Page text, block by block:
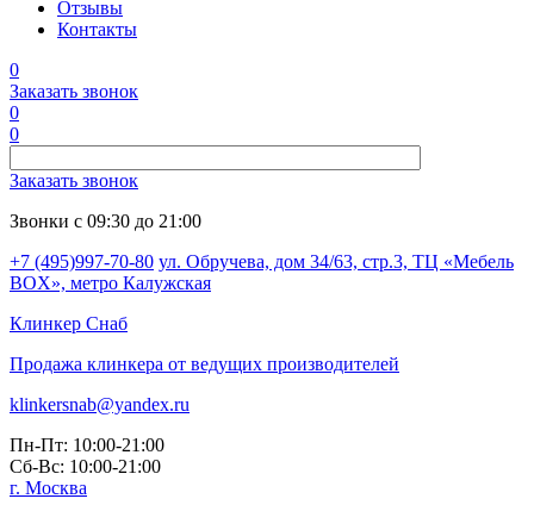
Отзывы
Контакты
0
Заказать звонок
0
0
Заказать звонок
Звонки с 09:30 до 21:00
+7 (495)997-70-80 ул. Обручева, дом 34/63, стр.3, ТЦ «Мебель
BOX», метро Калужская
Клинкер Снаб
Продажа клинкера от ведущих производителей
klinkersnab@yandex.ru
Пн-Пт: 10:00-21:00
Сб-Вс: 10:00-21:00
г. Москва